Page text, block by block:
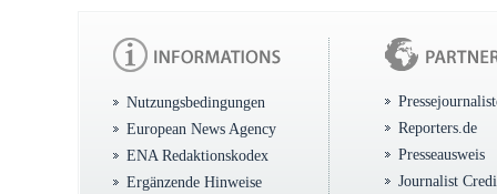
Nutzungsbedingungen
European News Agency
ENA Redaktionskodex
Ergänzende Hinweise
Reporters.de
Presseausweis
Journalist